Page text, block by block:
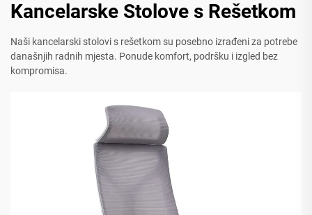
Kancelarske Stolove s Rešetkom
Naši kancelarski stolovi s rešetkom su posebno izrađeni za potrebe
današnjih radnih mjesta. Ponude komfort, podršku i izgled bez
kompromisa.